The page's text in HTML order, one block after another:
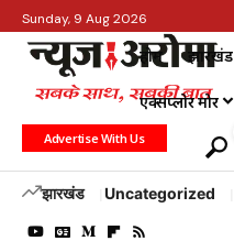
Sunday, 9 Aug 2026
होम झारखंड
एक्सप्लोर मोर
Advertise With Us
झारखंड Uncategorized